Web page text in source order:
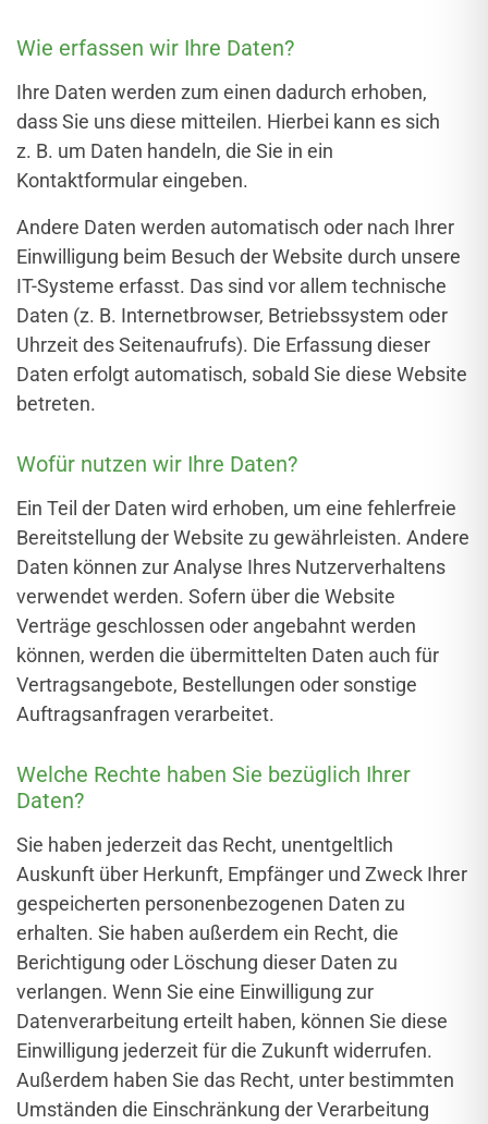
Wie erfassen wir Ihre Daten?
Ihre Daten werden zum einen dadurch erhoben,
dass Sie uns diese mitteilen. Hierbei kann es sich
z. B. um Daten handeln, die Sie in ein
Kontaktformular eingeben.
Andere Daten werden automatisch oder nach Ihrer
Einwilligung beim Besuch der Website durch unsere
IT-Systeme erfasst. Das sind vor allem technische
Daten (z. B. Internetbrowser, Betriebssystem oder
Uhrzeit des Seitenaufrufs). Die Erfassung dieser
Daten erfolgt automatisch, sobald Sie diese Website
betreten.
Wofür nutzen wir Ihre Daten?
Ein Teil der Daten wird erhoben, um eine fehlerfreie
Bereitstellung der Website zu gewährleisten. Andere
Daten können zur Analyse Ihres Nutzerverhaltens
verwendet werden. Sofern über die Website
Verträge geschlossen oder angebahnt werden
können, werden die übermittelten Daten auch für
Vertragsangebote, Bestellungen oder sonstige
Auftragsanfragen verarbeitet.
Welche Rechte haben Sie bezüglich Ihrer
Daten?
Sie haben jederzeit das Recht, unentgeltlich
Auskunft über Herkunft, Empfänger und Zweck Ihrer
gespeicherten personenbezogenen Daten zu
erhalten. Sie haben außerdem ein Recht, die
Berichtigung oder Löschung dieser Daten zu
verlangen. Wenn Sie eine Einwilligung zur
Datenverarbeitung erteilt haben, können Sie diese
Einwilligung jederzeit für die Zukunft widerrufen.
Außerdem haben Sie das Recht, unter bestimmten
Umständen die Einschränkung der Verarbeitung